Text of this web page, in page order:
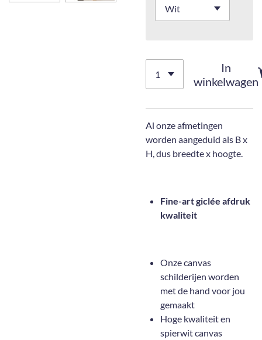
In
winkelwagen
Al onze afmetingen
worden aangeduid als B x
H, dus breedte x hoogte.
Fine-art giclée afdruk
kwaliteit
Onze canvas
schilderijen worden
met de hand voor jou
gemaakt
Hoge kwaliteit en
spierwit canvas